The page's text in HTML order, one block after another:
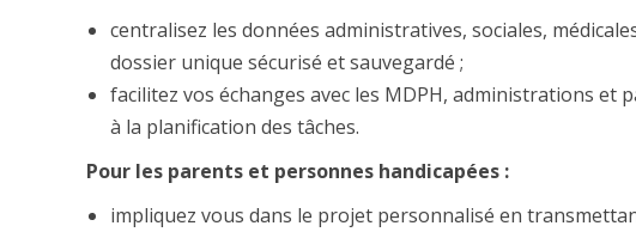
centralisez les données administratives, sociales,
dossier unique sécurisé et sauvegardé ;
facilitez vos échanges avec les MDPH, administrations et
à la planification des tâches.
Pour les parents et personnes handicapées :
impliquez vous dans le projet personnalisé en